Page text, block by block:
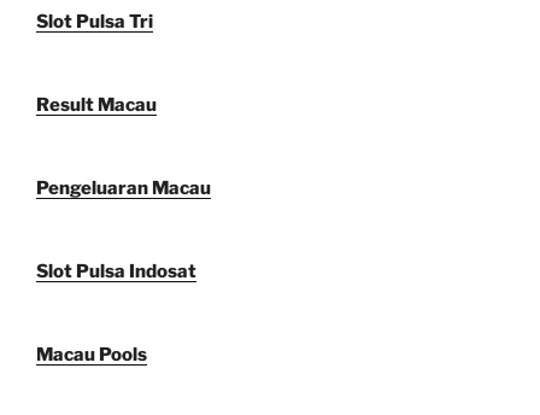
Slot Pulsa Tri
Result Macau
Pengeluaran Macau
Slot Pulsa Indosat
Macau Pools